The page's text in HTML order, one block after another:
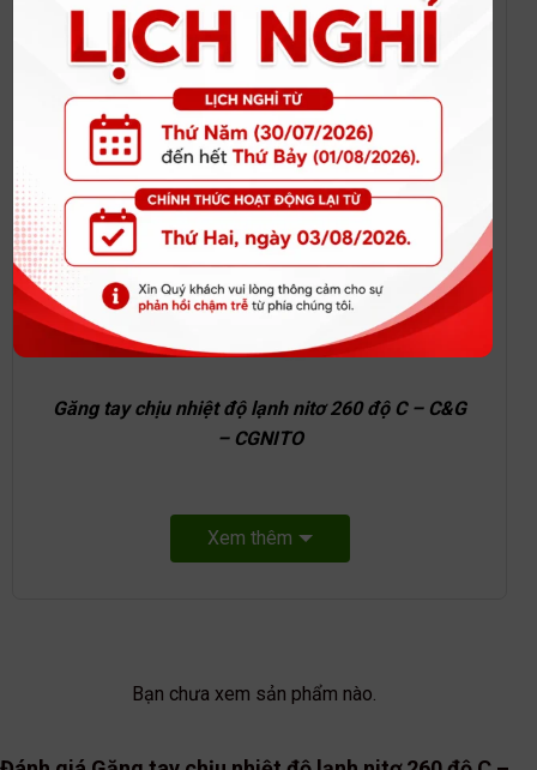
nhiều kích cỡ
để phù hợp với mọi người
dùng.
Găng tay chịu nhiệt độ lạnh nitơ 260 độ C – C&G
– CGNITO
Xem thêm
Bạn chưa xem sản phẩm nào.